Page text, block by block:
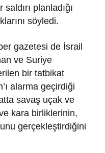
planladığı
söyledi.
gazetesi de İsrail
ve Suriye
bir tatbikat
alarma geçirdiği
savaş uçak ve
kara birliklerinin,
gerçekleştirdiğini